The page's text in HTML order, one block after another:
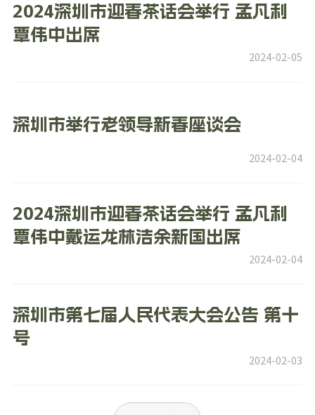
2024-02-05
2024深圳市迎春茶话会举行 孟凡利
覃伟中出席
2024-02-04
深圳市举行老领导新春座谈会
2024-02-04
2024深圳市迎春茶话会举行 孟凡利
覃伟中戴运龙林洁余新国出席
2024-02-03
深圳市第七届人民代表大会公告 第十
号